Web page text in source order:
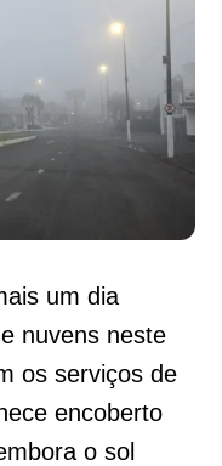
um dia
nuvens neste
os serviços de
encoberto
o sol